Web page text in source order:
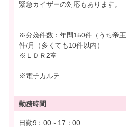
緊急カイザーの対応もあります。
※分娩件数：年間150件（うち帝
件/月（多くても10件以内）
※ＬＤＲ2室
※電子カルテ
勤務時間
日勤9：00～17：00